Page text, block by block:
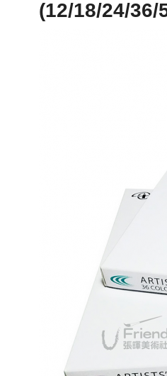
(12/18/24/36/